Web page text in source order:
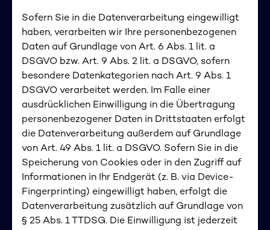
Sofern Sie in die Datenverarbeitung eingewilligt
haben, verarbeiten wir Ihre personenbezogenen
Daten auf Grundlage von Art. 6 Abs. 1 lit. a
DSGVO bzw. Art. 9 Abs. 2 lit. a DSGVO, sofern
besondere Datenkategorien nach Art. 9 Abs. 1
DSGVO verarbeitet werden. Im Falle einer
ausdrücklichen Einwilligung in die Übertragung
personenbezogener Daten in Drittstaaten erfolgt
die Datenverarbeitung außerdem auf Grundlage
von Art. 49 Abs. 1 lit. a DSGVO. Sofern Sie in die
Speicherung von Cookies oder in den Zugriff auf
Informationen in Ihr Endgerät (z. B. via Device-
Fingerprinting) eingewilligt haben, erfolgt die
Datenverarbeitung zusätzlich auf Grundlage von
§ 25 Abs. 1 TTDSG. Die Einwilligung ist jederzeit